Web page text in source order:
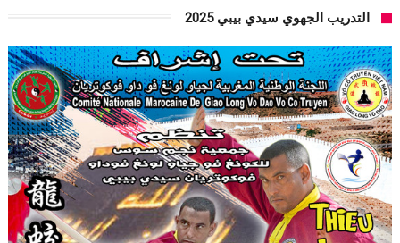
التدريب الجهوي سيدي بيبي 2025